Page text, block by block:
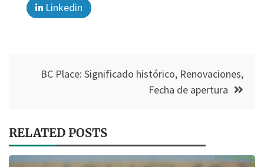
Linkedin
BC Place: Significado histórico, Renovaciones,
Fecha de apertura
RELATED POSTS